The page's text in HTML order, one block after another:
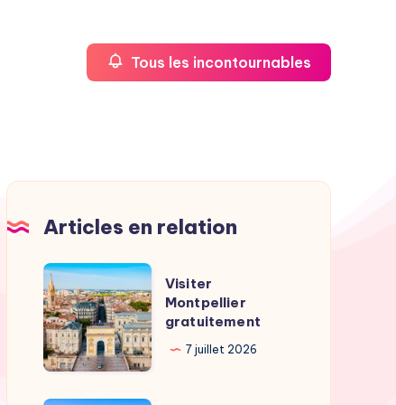
Tous les incontournables
Articles en relation
Visiter
Montpellier
gratuitement
Visiter
Montpellier
gratuitement
7 juillet 2026